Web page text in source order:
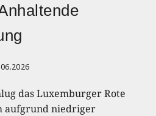
das Luxemburger Rote
aufgrund niedriger